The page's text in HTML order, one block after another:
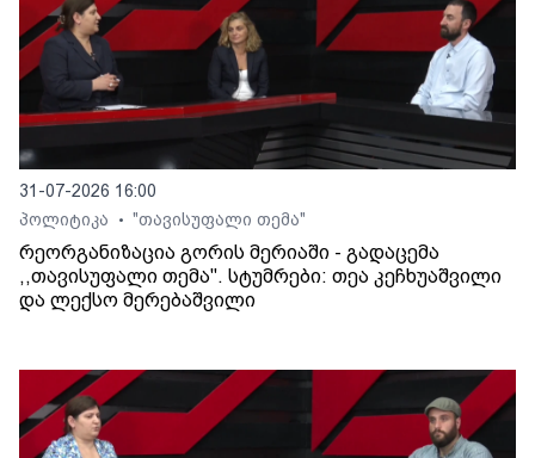
31-07-2026 16:00
პოლიტიკა
• "თავისუფალი თემა"
რეორგანიზაცია გორის მერიაში - გადაცემა
,,თავისუფალი თემა". სტუმრები: თეა კეჩხუაშვილი
და ლექსო მერებაშვილი